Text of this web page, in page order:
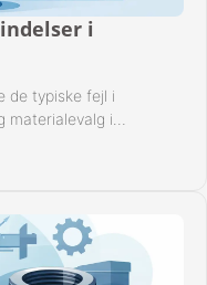
i
de typiske fejl i
materialevalg i